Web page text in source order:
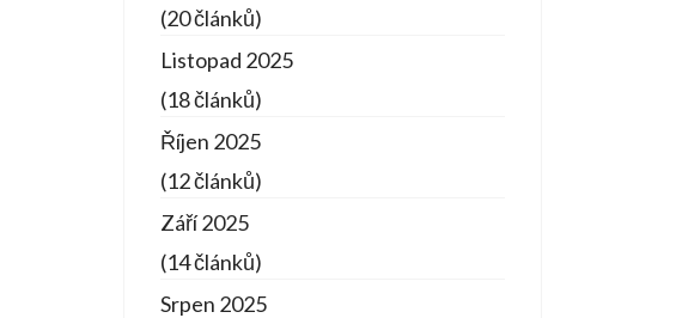
(20 článků)
Listopad 2025
(18 článků)
Říjen 2025
(12 článků)
Září 2025
(14 článků)
Srpen 2025